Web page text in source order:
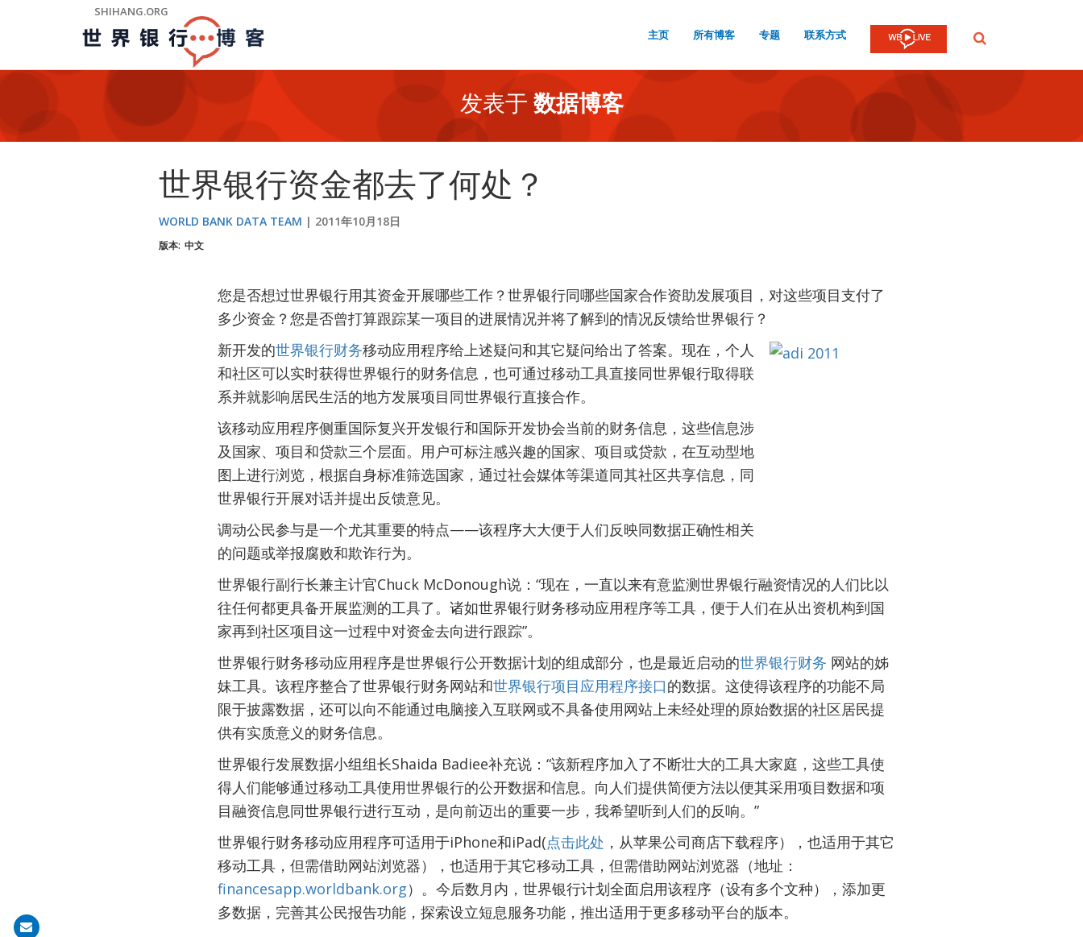
SHIHANG.ORG
主页 所有博客 专题 联系方式
提
发表于 数据博客
世界银行资金都去了何处？
WORLD BANK DATA TEAM 2011年10月18日
版本: 中文
您是否想过世界银行用其资金开展哪些工作？世界银行同哪些国家合作资助发展项目，对这些项目支付了
多少资金？您是否曾打算跟踪某一项目的进展情况并将了解到的情况反馈给世界银行？
新开发的世界银行财务移动应用程序给上述疑问和其它疑问给出了答案。现在，个人
和社区可以实时获得世界银行的财务信息，也可通过移动工具直接同世界银行取得联
系并就影响居民生活的地方发展项目同世界银行直接合作。
该移动应用程序侧重国际复兴开发银行和国际开发协会当前的财务信息，这些信息涉
及国家、项目和贷款三个层面。用户可标注感兴趣的国家、项目或贷款，在互动型地
图上进行浏览，根据自身标准筛选国家，通过社会媒体等渠道同其社区共享信息，同
世界银行开展对话并提出反馈意见。
调动公民参与是一个尤其重要的特点——该程序大大便于人们反映同数据正确性相关
的问题或举报腐败和欺诈行为。
世界银行副行长兼主计官Chuck McDonough说：“现在，一直以来有意监测世界银行融资情况的人们比以
往任何都更具备开展监测的工具了。诸如世界银行财务移动应用程序等工具，便于人们在从出资机构到国
家再到社区项目这一过程中对资金去向进行跟踪”。
世界银行财务移动应用程序是世界银行公开数据计划的组成部分，也是最近启动的世界银行财务 网站的姊
妹工具。该程序整合了世界银行财务网站和世界银行项目应用程序接口的数据。这使得该程序的功能不局
限于披露数据，还可以向不能通过电脑接入互联网或不具备使用网站上未经处理的原始数据的社区居民提
供有实质意义的财务信息。
世界银行发展数据小组组长Shaida Badiee补充说：“该新程序加入了不断壮大的工具大家庭，这些工具使
得人们能够通过移动工具使用世界银行的公开数据和信息。向人们提供简便方法以便其采用项目数据和项
目融资信息同世界银行进行互动，是向前迈出的重要一步，我希望听到人们的反响。”
世界银行财务移动应用程序可适用于iPhone和iPad(点击此处 ，从苹果公司商店下载程序），也适用于其它
移动工具，但需借助网站浏览器），也适用于其它移动工具，但需借助网站浏览器（地址：
financesapp.worldbank.org）。今后数月内，世界银行计划全面启用该程序（设有多个文种），添加更
多数据，完善其公民报告功能，探索设立短息服务功能，推出适用于更多移动平台的版本。
Share